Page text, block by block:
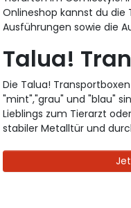
Onlineshop kannst du die
Ausführungen sowie die
Talua!
Die Talua!
"mint","grau" und "blau"
Lieblings zum Tierarzt
stabiler Metalltür und